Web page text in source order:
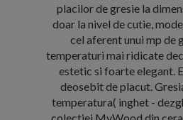
placilor de gresie la
doar la nivel de cutie,
cel aferent unui mp de
temperaturi mai ridicate
estetic si foarte elegant.
deosebit de placut.
temperatura( inghet -